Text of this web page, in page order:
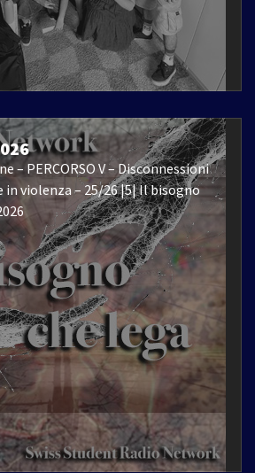
– PERCORSO V – Disconnessioni
violenza – 25/26 |5| Il bisogno